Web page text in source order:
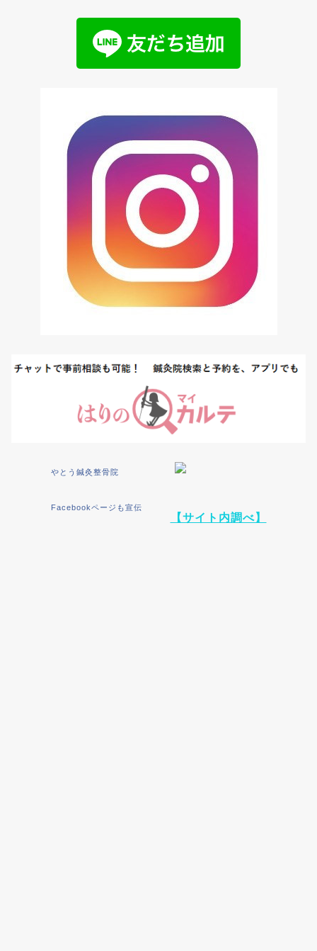
やとう鍼灸整骨院
Facebookページも宣伝
【サイト内調べ】